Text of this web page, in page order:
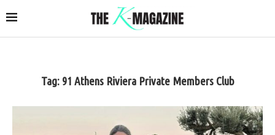
Tag: 91 Athens Riviera Private Members Club